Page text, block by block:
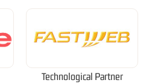
Technological Partner